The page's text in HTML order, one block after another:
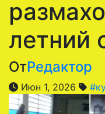
летний
ОтРедактор
Июн 1, 2026